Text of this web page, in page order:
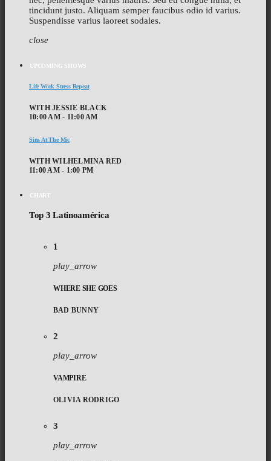
tincidunt justo. Aliquam semper faucibus odio id varius.
Suspendisse varius laoreet sodales.
close
UPCOMING SHOWS
Life Work Stress Repeat
WITH JESSIE BLACK
10:00 AM - 11:00 AM
Sins At The Mic
WITH WILHELMINA RED
11:00 AM - 1:00 PM
CHART
Top 3 Latinoamérica
1
play_arrow
WHERE SHE GOES
BAD BUNNY
2
play_arrow
VAMPIRE
OLIVIA RODRIGO
3
play_arrow